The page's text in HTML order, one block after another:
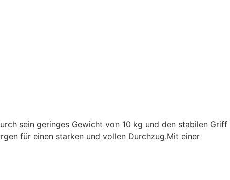
sein geringes Gewicht von 10 kg und den stabilen Griff
für einen starken und vollen Durchzug.Mit einer